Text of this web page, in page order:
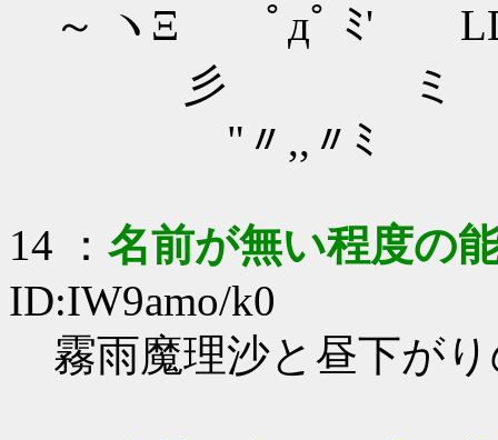
～ ヽΞ ﾟдﾟ ﾐ' LDｼ
彡 ミ
"〃,,〃ﾐ
14 ： 名前が無い程度の
ID:IW9amo/k0
霧雨魔理沙と昼下が